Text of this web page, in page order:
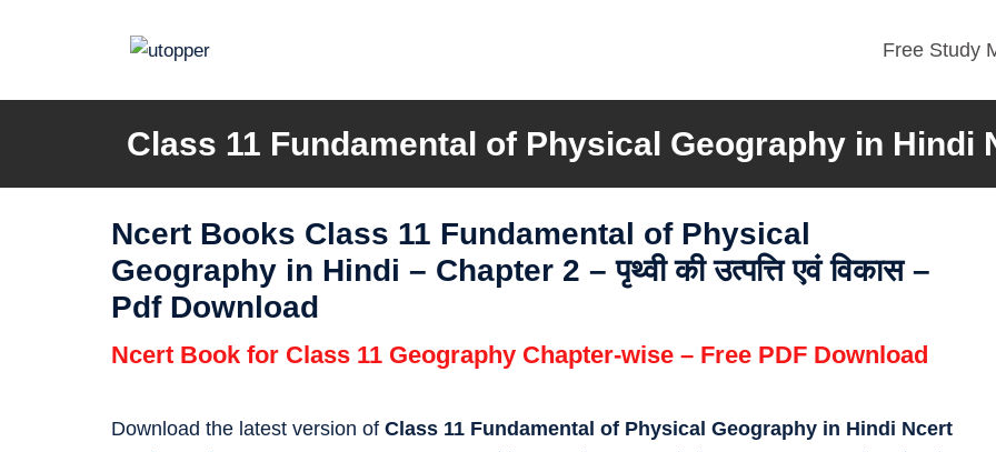
Free Study
Class 11 Fundamental of Physical Geography in Hindi
Ncert Books Class 11 Fundamental of Physical
Geography in Hindi – Chapter 2 – पृथ्वी की उत्पत्ति एवं विकास –
Pdf Download
Ncert Book for Class 11 Geography Chapter-wise – Free PDF Download
Download the latest version of Class 11 Fundamental of Physical Geography in Hindi Ncert